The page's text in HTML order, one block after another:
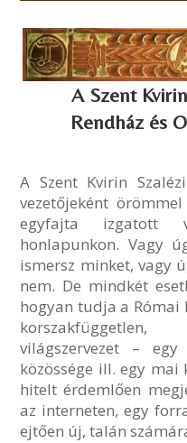
A Szent
Rendház és
A Szent Kvirin
vezetőjeként
egyfajta izgatott
honlapunkon. Vagy
ismersz minket, vagy
nem. De mindkét
hogyan tudja a Római
világszervezet –
közössége ill. egy mai
hitelt érdemlően
az interneten, egy
ejtően új, talán